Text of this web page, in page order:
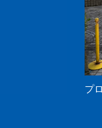
プ